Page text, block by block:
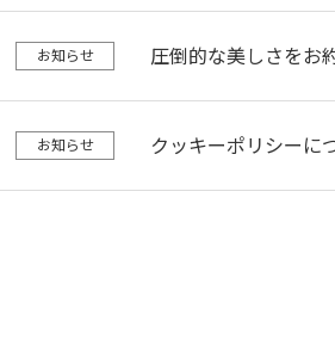
お知らせ 圧倒的な美しさをお
お知らせ クッキーポリシーに